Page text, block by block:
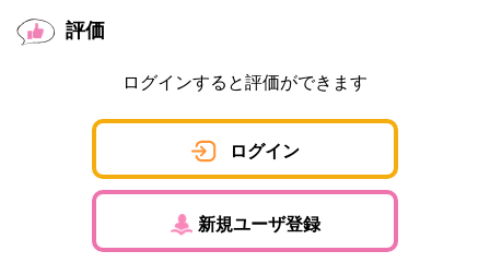
評価
ログインすると評価ができます
ログイン
新規ユーザ登録